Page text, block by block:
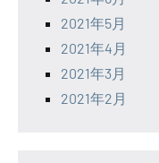
2021年5月
2021年4月
2021年3月
2021年2月